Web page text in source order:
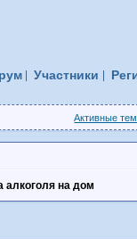
Участники
Активные
алкоголя на дом